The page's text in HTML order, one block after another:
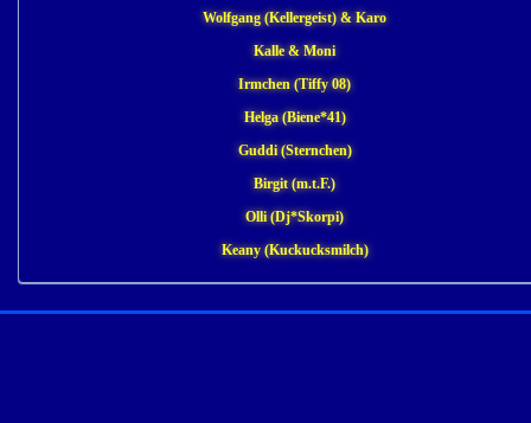
Wolfgang (Kellergeist) & Karo
Kalle & Moni
Irmchen (Tiffy 08)
Helga (Biene*41)
Guddi (Sternchen)
Birgit (m.t.F.)
Olli (Dj*Skorpi)
Keany (Kuckucksmilch)